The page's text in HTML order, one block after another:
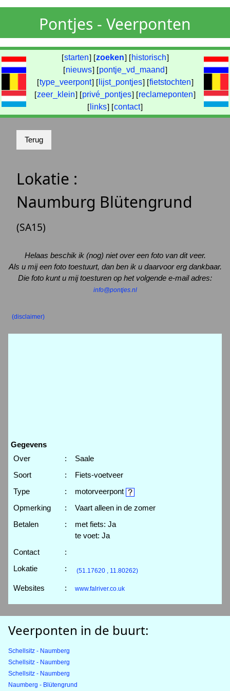
Pontjes - Veerponten
[starten] [zoeken] [ historisch]
[nieuws] [pontje_vd_maand]
[type_veerpont] [ lijst_pontjes] [fietstochten]
[zeer_klein] [privé_pontjes] [reclameponten]
[ links] [contact]
Lokatie :
Naumburg Blütengrund
(SA15)
Helaas beschik ik (nog) niet over een foto van dit veer.
Als u mij een foto toestuurt, dan ben ik u daarvoor erg dankbaar.
Die foto kunt u mij toesturen op het volgende e-mail adres:
info@pontjes.nl
(disclaimer)
Gegevens
Over
:
Saale
Soort
:
Fiets-voetveer
Type
:
motorveerpont
Opmerking
:
Vaart alleen in de zomer
Betalen
:
met fiets: Ja
te voet: Ja
Contact
:
Lokatie
: (51.17620 , 11.80262)
Websites : www.falriver.co.uk
Veerponten in de buurt:
Schellsitz - Naumberg
Schellsitz - Naumberg
Schellsitz - Naumberg
Naumberg - Blütengrund